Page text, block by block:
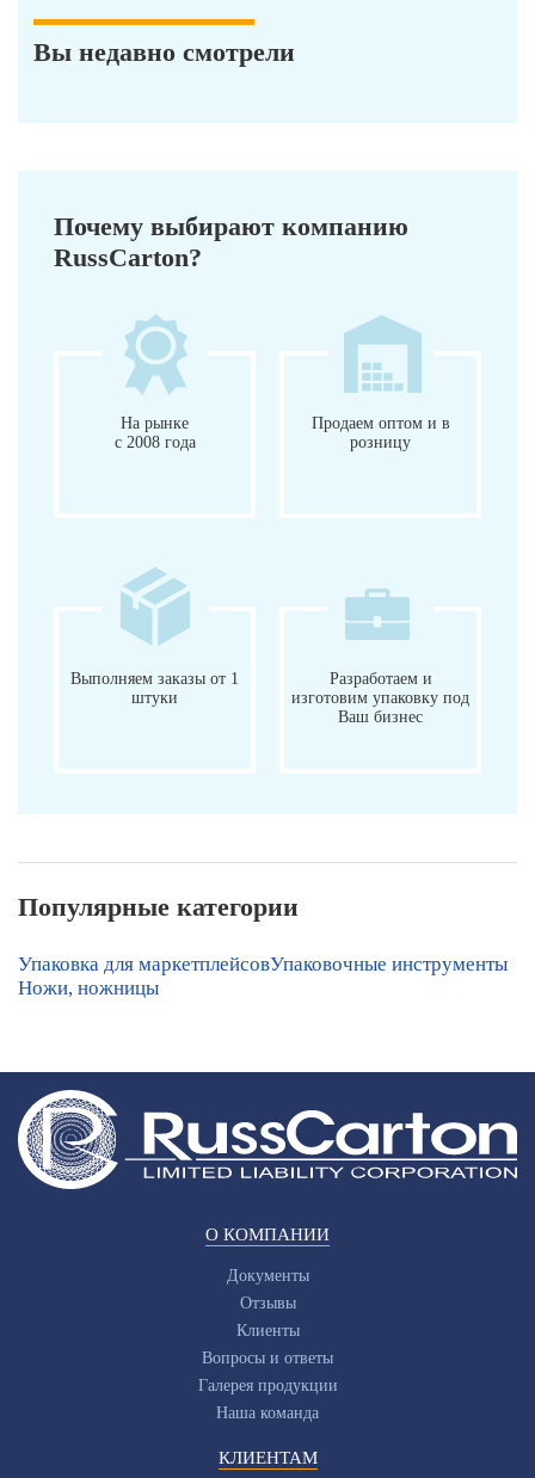
Вы недавно смотрели
Почему выбирают компанию
RussCarton?
На рынке
с 2008 года
Продаем оптом и в
розницу
Выполняем заказы от 1
штуки
Разработаем и
изготовим упаковку под
Ваш бизнес
Популярные категории
Упаковка для маркетплейсовУпаковочные инструменты
Ножи, ножницы
О КОМПАНИИ
Документы
Отзывы
Клиенты
Вопросы и ответы
Галерея продукции
Наша команда
КЛИЕНТАМ